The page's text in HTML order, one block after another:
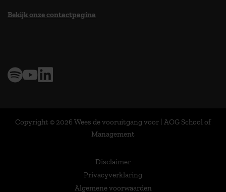
Bekijk onze contactpagina
Copyright © 2026 Wees de vooruitgang voor | AOG School of
Management
Disclaimer
Privacyverklaring
Algemene voorwaarden